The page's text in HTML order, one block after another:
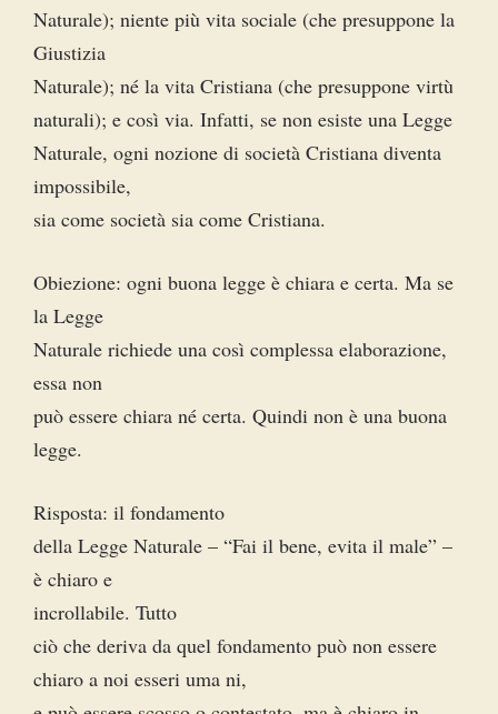
Naturale); niente più vita sociale (che presuppone la
Giustizia
Naturale); né la vita Cristiana (che presuppone virtù
naturali); e così via. Infatti, se non esiste una Legge
Naturale, ogni nozione di società Cristiana diventa
impossibile,
sia come società sia come Cristiana.
Obiezione: ogni buona legge è chiara e certa. Ma se
la Legge
Naturale richiede una così complessa elaborazione,
essa non
può essere chiara né certa. Quindi non è una buona
legge.
Risposta: il fondamento
della Legge Naturale – “Fai il bene, evita il male” –
è chiaro e
incrollabile. Tutto
ciò che deriva da quel fondamento può non essere
chiaro a noi esseri uma ni,